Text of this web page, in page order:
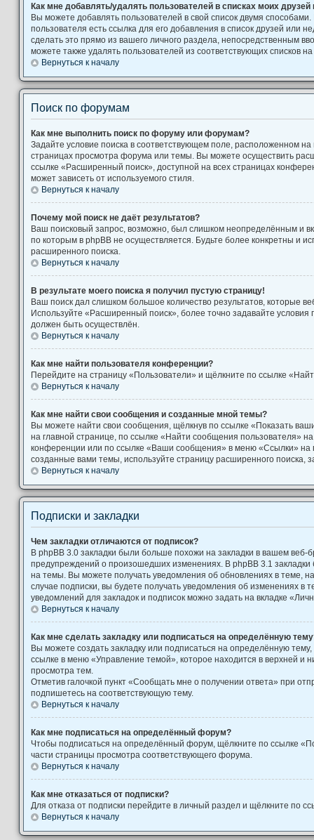
Как мне добавлять/удалять пользователей в списках моих друзей
Вы можете добавлять пользователей в свой список двумя
пользователя есть ссылка для его добавления в список друзей или
сделать это прямо из вашего личного раздела, непосредственным
можете также удалять пользователей из соответствующих списков
Вернуться к началу
Поиск по форумам
Как мне выполнить поиск по форуму или форумам?
Задайте условие поиска в соответствующем поле, расположенном
страницах просмотра форума или темы. Вы можете осуществить
ссылке «Расширенный поиск», доступной на всех страницах
может зависеть от используемого стиля.
Вернуться к началу
Почему мой поиск не даёт результатов?
Ваш поисковый запрос, возможно, был слишком неопределённым и
по которым в phpBB не осуществляется. Будьте более конкретны и
расширенного поиска.
Вернуться к началу
В результате моего поиска я получил пустую страницу!
Ваш поиск дал слишком большое количество результатов, которые
Используйте «Расширенный поиск», более точно задавайте
должен быть осуществлён.
Вернуться к началу
Как мне найти пользователя конференции?
Перейдите на страницу «Пользователи» и щёлкните по ссылке
Вернуться к началу
Как мне найти свои сообщения и созданные мной темы?
Вы можете найти свои сообщения, щёлкнув по ссылке «Показать
на главной странице, по ссылке «Найти сообщения пользователя»
конференции или по ссылке «Ваши сообщения» в меню «Ссылки» на
созданные вами темы, используйте страницу расширенного поиска,
Вернуться к началу
Подписки и закладки
Чем закладки отличаются от подписок?
В phpBB 3.0 закладки были больше похожи на закладки в вашем веб-
предупреждений о произошедших изменениях. В phpBB 3.1
на темы. Вы можете получать уведомления об обновлениях в теме,
случае подписки, вы будете получать уведомления об изменениях в
уведомлений для закладок и подписок можно задать на вкладке
Вернуться к началу
Как мне сделать закладку или подписаться на определённую
Вы можете создать закладку или подписаться на определённую
ссылке в меню «Управление темой», которое находится в верхней и
просмотра тем.
Отметив галочкой пункт «Сообщать мне о получении ответа» при
подпишетесь на соответствующую тему.
Вернуться к началу
Как мне подписаться на определённый форум?
Чтобы подписаться на определённый форум, щёлкните по ссылке
части страницы просмотра соответствующего форума.
Вернуться к началу
Как мне отказаться от подписки?
Для отказа от подписки перейдите в личный раздел и щёлкните по
Вернуться к началу